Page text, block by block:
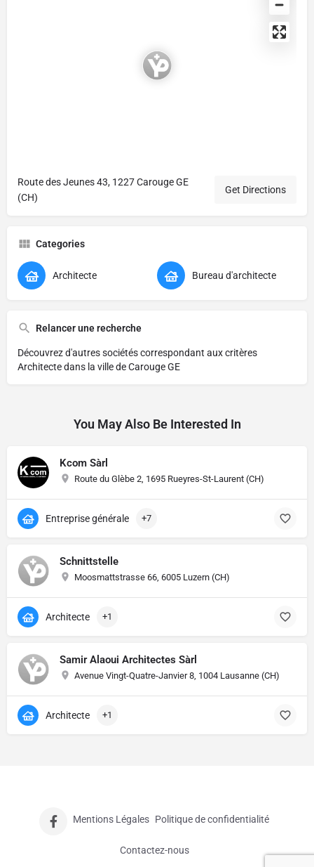
Route des Jeunes 43, 1227 Carouge GE
(CH)
Get Directions
Categories
Architecte Bureau d'architecte
Relancer une recherche
Découvrez d'autres sociétés correspondant aux critères
Architecte dans la ville de Carouge GE
You May Also Be Interested In
Kcom Sàrl
Route du Glèbe 2, 1695 Rueyres-St-Laurent (CH)
Entreprise générale +7
Schnittstelle
Moosmattstrasse 66, 6005 Luzern (CH)
Architecte +1
Samir Alaoui Architectes Sàrl
Avenue Vingt-Quatre-Janvier 8, 1004 Lausanne (CH)
Architecte +1
Mentions Légales Politique de confidentialité
Contactez-nous